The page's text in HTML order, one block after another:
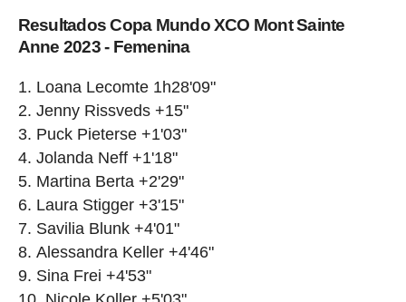
Resultados Copa Mundo XCO Mont Sainte
Anne 2023 - Femenina
Loana Lecomte 1h28'09"
Jenny Rissveds +15"
Puck Pieterse +1'03"
Jolanda Neff +1'18"
Martina Berta +2'29"
Laura Stigger +3'15"
Savilia Blunk +4'01"
Alessandra Keller +4'46"
Sina Frei +4'53"